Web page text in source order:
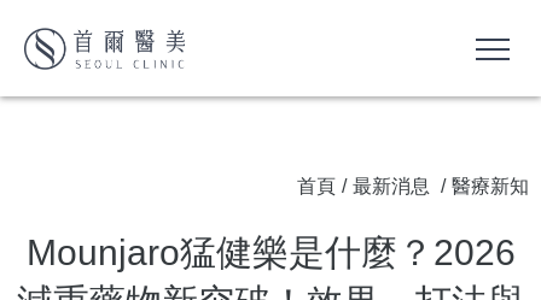
Mounjaro猛健樂是什麼？2026
首頁 / 最新消息 / 醫療新知